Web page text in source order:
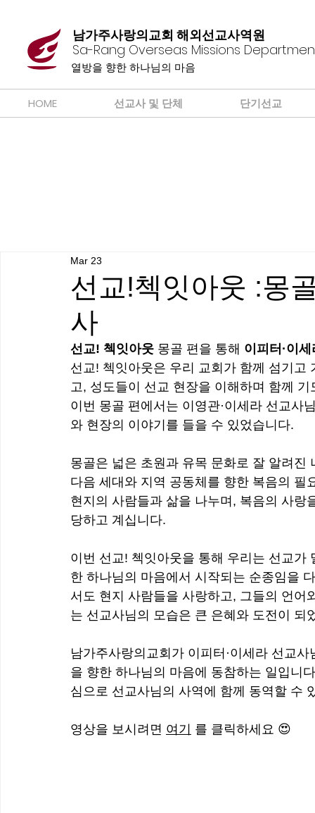
남가주사랑의교회 해외선교사역원
Sa-Rang Overseas Missions
​열방을 향한 하나님의 마음
HOME 선교사 및 단체 단기선교
선교!첵잇아웃 :몽
사
Mar 23
선교! 첵잇아웃 몽골 편을 통해 이피터·이
선교! 첵잇아웃은 우리 교회가 함께 섬기고
고, 성도들이 선교 현장을 이해하며 함께
이번 몽골 편에서는 이영관·이세라 선교사
와 현장의 이야기를 들을 수 있었습니다.
몽골은 넓은 초원과 유목 문화로 잘 알려
다음 세대와 지역 공동체를 향한 복음의
현지의 사람들과 삶을 나누며, 복음의 사랑
당하고 계십니다.
이번 선교! 첵잇아웃을 통해 우리는 선교가
한 하나님의 마음에서 시작되는 순종임을
서도 현지 사람들을 사랑하고, 그들의 언어
는 선교사님의 모습은 큰 은혜와 도전이 되
남가주사랑의교회가 이피터·이세라 선교
을 향한 하나님의 마음에 동참하는 일입니
심으로 선교사님의 사역에 함께 동역할 수
영상을 보시려면 여기 를 클릭하세요 😍